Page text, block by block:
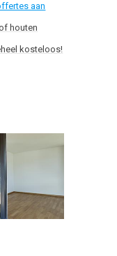
aan
houten
kosteloos!